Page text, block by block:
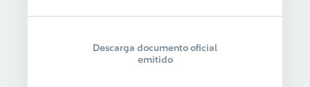
Descarga documento oficial
emitido